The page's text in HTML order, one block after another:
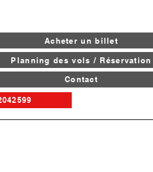
Acheter un billet
Planning des vols / Réservation
Contact